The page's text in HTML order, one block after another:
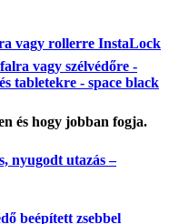
vagy szélvédőre -
tabletekre - space black
nyugodt utazás –
vagy rollerre InstaLock
és hogy jobban fogja.
beépített zsebbel